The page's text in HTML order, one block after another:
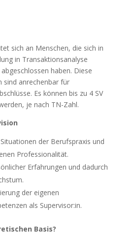
sich an Menschen, die sich in
in Transaktionsanalyse
haben. Diese
sind anrechenbar für
Es können bis zu 4 SV
je nach TN-Zahl.
der Berufspraxis und
Professionalität.
Erfahrungen und dadurch
der eigenen
als Supervisor:in.
Basis?